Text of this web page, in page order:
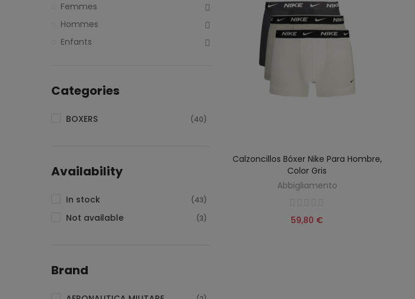
Calzoncillos Bóxer Nike Para Hombre,
Color Gris
Abbigliamento
59,80 €
Femmes
Hommes
Enfants
Categories
BOXERS (40)
Availability
In stock (43)
Not available (3)
Brand